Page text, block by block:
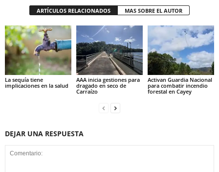
ARTÍCULOS RELACIONADOS MAS SOBRE EL AUTOR
La sequía tiene
implicaciones en la salud
AAA inicia gestiones para
dragado en seco de
Carraízo
Activan Guardia Nacional
para combatir incendio
forestal en Cayey
DEJAR UNA RESPUESTA